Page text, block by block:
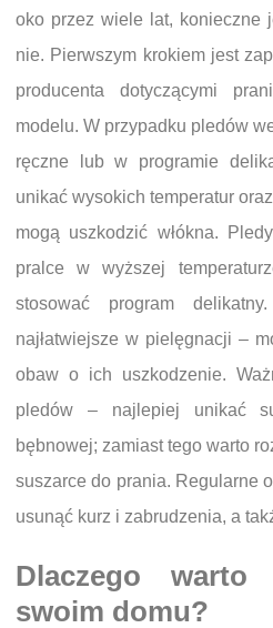
oko przez wiele lat, konieczne
nie. Pierwszym krokiem jest
producenta dotyczącymi
modelu. W przypadku pledów
ręczne lub w programie
unikać wysokich temperatur
mogą uszkodzić włókna.
pralce w wyższej
stosować program
najłatwiejsze w pielęgnacji –
obaw o ich uszkodzenie.
pledów – najlepiej unikać
bębnowej; zamiast tego warto
suszarce do prania. Regularne
usunąć kurz i zabrudzenia, a
Dlaczego
swoim domu?